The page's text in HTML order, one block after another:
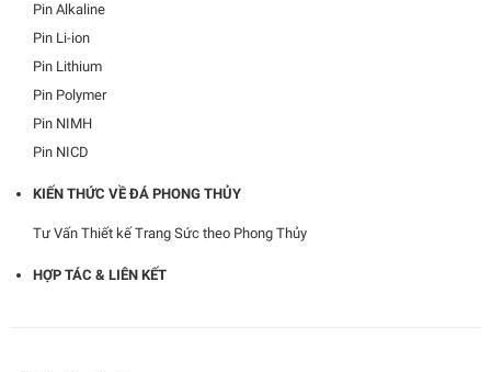
Pin Alkaline
Pin Li-ion
Pin Lithium
Pin Polymer
Pin NIMH
Pin NICD
KIẾN THỨC VỀ ĐÁ PHONG THỦY
Tư Vấn Thiết kế Trang Sức theo Phong Thủy
HỢP TÁC & LIÊN KẾT